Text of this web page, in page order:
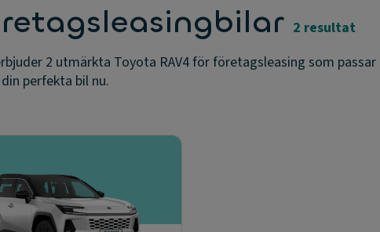
2 resultat
2 utmärkta Toyota RAV4 för företagsleasing som
perfekta bil nu.